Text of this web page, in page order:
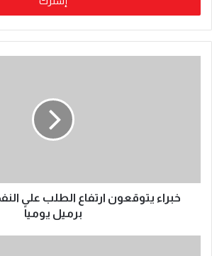
برميل يومياً